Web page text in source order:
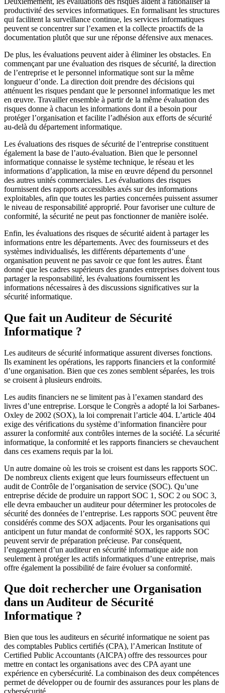
productivité des services informatiques. En formalisant les structures
qui facilitent la surveillance continue, les services informatiques
peuvent se concentrer sur l’examen et la collecte proactifs de la
documentation plutôt que sur une réponse défensive aux menaces.
De plus, les évaluations peuvent aider à éliminer les obstacles. En
commençant par une évaluation des risques de sécurité, la direction
de l’entreprise et le personnel informatique sont sur la même
longueur d’onde. La direction doit prendre des décisions qui
atténuent les risques pendant que le personnel informatique les met
en œuvre. Travailler ensemble à partir de la même évaluation des
risques donne à chacun les informations dont il a besoin pour
protéger l’organisation et facilite l’adhésion aux efforts de sécurité
au-delà du département informatique.
Les évaluations des risques de sécurité de l’entreprise constituent
également la base de l’auto-évaluation. Bien que le personnel
informatique connaisse le système technique, le réseau et les
informations d’application, la mise en œuvre dépend du personnel
des autres unités commerciales. Les évaluations des risques
fournissent des rapports accessibles axés sur des informations
exploitables, afin que toutes les parties concernées puissent assumer
le niveau de responsabilité approprié. Pour favoriser une culture de
conformité, la sécurité ne peut pas fonctionner de manière isolée.
Enfin, les évaluations des risques de sécurité aident à partager les
informations entre les départements. Avec des fournisseurs et des
systèmes individualisés, les différents départements d’une
organisation peuvent ne pas savoir ce que font les autres. Étant
donné que les cadres supérieurs des grandes entreprises doivent tous
partager la responsabilité, les évaluations fournissent les
informations nécessaires à des discussions significatives sur la
sécurité informatique.
Que fait un Auditeur de Sécurité
Informatique ?
Les auditeurs de sécurité informatique assurent diverses fonctions.
Ils examinent les opérations, les rapports financiers et la conformité
d’une organisation. Bien que ces zones semblent séparées, les trois
se croisent à plusieurs endroits.
Les audits financiers ne se limitent pas à l’examen standard des
livres d’une entreprise. Lorsque le Congrès a adopté la loi Sarbanes-
Oxley de 2002 (SOX), la loi comprenait l’article 404. L’article 404
exige des vérifications du système d’information financière pour
assurer la conformité aux contrôles internes de la société. La sécurité
informatique, la conformité et les rapports financiers se chevauchent
dans ces examens requis par la loi.
Un autre domaine où les trois se croisent est dans les rapports SOC.
De nombreux clients exigent que leurs fournisseurs effectuent un
audit de Contrôle de l’organisation de service (SOC). Qu’une
entreprise décide de produire un rapport SOC 1, SOC 2 ou SOC 3,
elle devra embaucher un auditeur pour déterminer les protocoles de
sécurité des données de l’entreprise. Les rapports SOC peuvent être
considérés comme des SOX adjacents. Pour les organisations qui
anticipent un futur mandat de conformité SOX, les rapports SOC
peuvent servir de préparation précieuse. Par conséquent,
l’engagement d’un auditeur en sécurité informatique aide non
seulement à protéger les actifs informatiques d’une entreprise, mais
offre également la possibilité de faire évoluer sa conformité.
Que doit rechercher une Organisation
dans un Auditeur de Sécurité
Informatique ?
Bien que tous les auditeurs en sécurité informatique ne soient pas
des comptables Publics certifiés (CPA), l’American Institute of
Certified Public Accountants (AICPA) offre des ressources pour
mettre en contact les organisations avec des CPA ayant une
expérience en cybersécurité. La combinaison des deux compétences
permet de développer ou de fournir des assurances pour les plans de